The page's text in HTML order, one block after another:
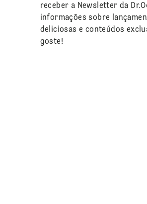
receber a Newsletter da
informações sobre
deliciosas e conteúdos
goste!